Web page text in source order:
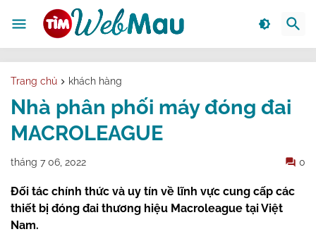
Trang chủ khách hàng
Nhà phân phối máy đóng đai
MACROLEAGUE
tháng 7 06, 2022 0
Đối tác chính thức và uy tín về lĩnh vực cung cấp các
thiết bị đóng đai thương hiệu Macroleague tại Việt
Nam.